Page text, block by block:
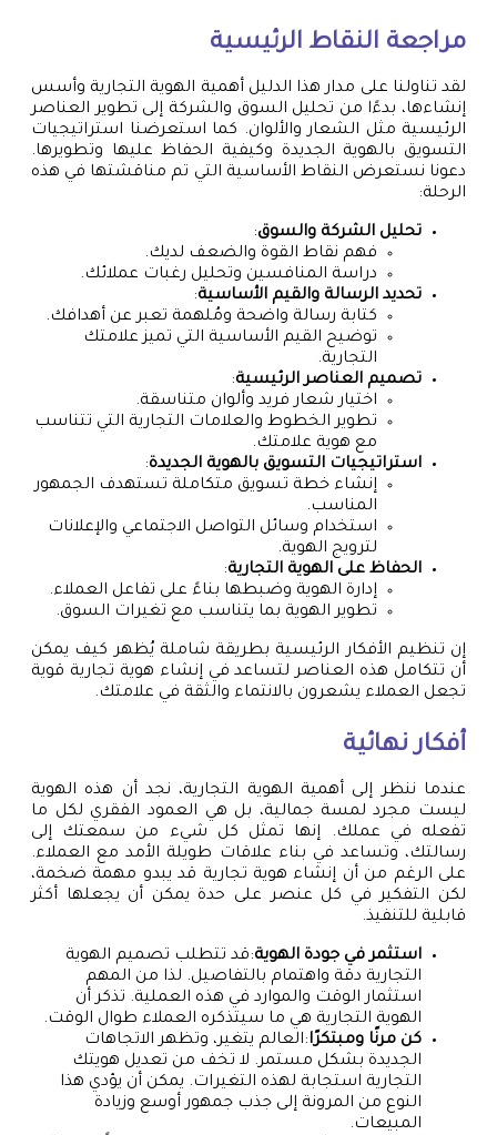
مراجعة النقاط الرئيسية
لقد تناولنا على مدار هذا الدليل أهمية الهوية التجارية وأسس
إنشاءها، بدءًا من تحليل السوق والشركة إلى تطوير العناصر
الرئيسية مثل الشعار والألوان. كما استعرضنا استراتيجيات
التسويق بالهوية الجديدة وكيفية الحفاظ عليها وتطويرها.
دعونا نستعرض النقاط الأساسية التي تم مناقشتها في هذه
الرحلة:
تحليل الشركة والسوق:
فهم نقاط القوة والضعف لديك.
دراسة المنافسين وتحليل رغبات عملائك.
تحديد الرسالة والقيم الأساسية:
كتابة رسالة واضحة ومُلهمة تعبر عن أهدافك.
توضيح القيم الأساسية التي تميز علامتك
التجارية.
تصميم العناصر الرئيسية:
اختيار شعار فريد وألوان متناسقة.
تطوير الخطوط والعلامات التجارية التي تتناسب
مع هوية علامتك.
استراتيجيات التسويق بالهوية الجديدة:
إنشاء خطة تسويق متكاملة تستهدف الجمهور
المناسب.
استخدام وسائل التواصل الاجتماعي والإعلانات
لترويج الهوية.
الحفاظ على الهوية التجارية:
إدارة الهوية وضبطها بناءً على تفاعل العملاء.
تطوير الهوية بما يتناسب مع تغيرات السوق.
إن تنظيم الأفكار الرئيسية بطريقة شاملة يُظهر كيف يمكن
أن تتكامل هذه العناصر لتساعد في إنشاء هوية تجارية قوية
تجعل العملاء يشعرون بالانتماء والثقة في علامتك.
أفكار نهائية
عندما ننظر إلى أهمية الهوية التجارية، نجد أن هذه الهوية
ليست مجرد لمسة جمالية، بل هي العمود الفقري لكل ما
تفعله في عملك. إنها تمثل كل شيء من سمعتك إلى
رسالتك، وتساعد في بناء علاقات طويلة الأمد مع العملاء.
على الرغم من أن إنشاء هوية تجارية قد يبدو مهمة ضخمة،
لكن التفكير في كل عنصر على حدة يمكن أن يجعلها أكثر
قابلية للتنفيذ.
استثمر في جودة الهوية:قد تتطلب تصميم الهوية
التجارية دقة واهتمام بالتفاصيل. لذا من المهم
استثمار الوقت والموارد في هذه العملية. تذكر أن
الهوية التجارية هي ما سيتذكره العملاء طوال الوقت.
كن مرنًا ومبتكرًا:العالم يتغير، وتظهر الاتجاهات
الجديدة بشكل مستمر. لا تخف من تعديل هويتك
التجارية استجابة لهذه التغيرات. يمكن أن يؤدي هذا
النوع من المرونة إلى جذب جمهور أوسع وزيادة
المبيعات.